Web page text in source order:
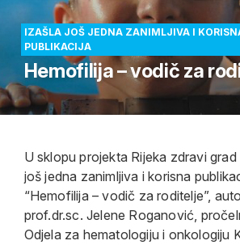
IZAŠLA JOŠ JEDNA ZANIMLJIVA I
PUBLIKACIJA
Hemofilija – vodič za
U sklopu projekta Rijeka zdravi grad
još jedna zanimljiva i korisna
“Hemofilija – vodič za roditelje”,
prof.dr.sc. Jelene Roganović,
Odjela za hematologiju i onkologiju